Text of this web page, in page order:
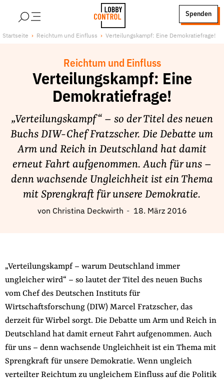
LobbyControl
Spenden
Über uns
Finanzierung
Publikationen und Material
Lobbykritische Stadtführungen
Unsere Schwerpunkte
Lobbykontrolle und Regeln
Lobbyismus und Klima
Macht der Digitalkonzerne
Spenden & Fördern
Bußgelder und Geldauflagen
Projektspende
Testamentsspende
Presse
Appelle unterzeichnen
Kontakt
Startseite Reichtum und Einfluss Verteilungskampf: Eine Demokratiefrage!
Reichtum und Einfluss
Verteilungskampf: Eine
Demokratiefrage!
„Verteilungskampf“ – so der Titel des neuen
Buchs DIW-Chef Fratzscher. Die Debatte um
Arm und Reich in Deutschland hat damit
erneut Fahrt aufgenommen. Auch für uns –
denn wachsende Ungleichheit ist ein Thema
mit Sprengkraft für unsere Demokratie.
von Christina Deckwirth 18. März 2016
„Verteilungskampf – warum Deutschland immer
ungleicher wird“ – so lautet der Titel des neuen Buchs
vom Chef des Deutschen Instituts für
Wirtschaftsforschung (DIW) Marcel Fratzscher, das
derzeit für Wirbel sorgt. Die Debatte um Arm und Reich in
Deutschland hat damit erneut Fahrt aufgenommen. Auch
für uns – denn wachsende Ungleichheit ist ein Thema mit
Sprengkraft für unsere Demokratie. Wenn ungleich
verteilter Reichtum zu ungleichem Einfluss auf die Politik